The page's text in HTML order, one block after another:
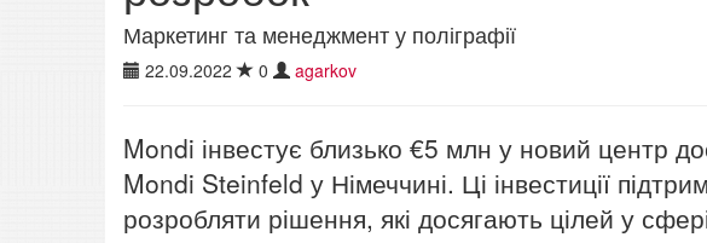
Маркетинг та менеджмент у поліграфії
22.09.2022 0 agarkov
Mondi інвестує близько €5 млн у новий центр
Mondi Steinfeld у Німеччині. Ці інвестиції
розробляти рішення, які досягають цілей у